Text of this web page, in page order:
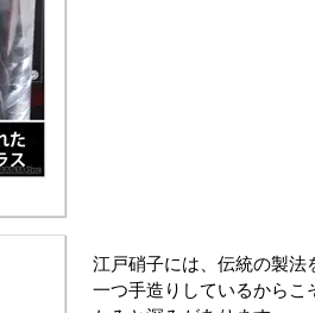
江戸硝子には、伝統の製法
一つ手造りしているからこ